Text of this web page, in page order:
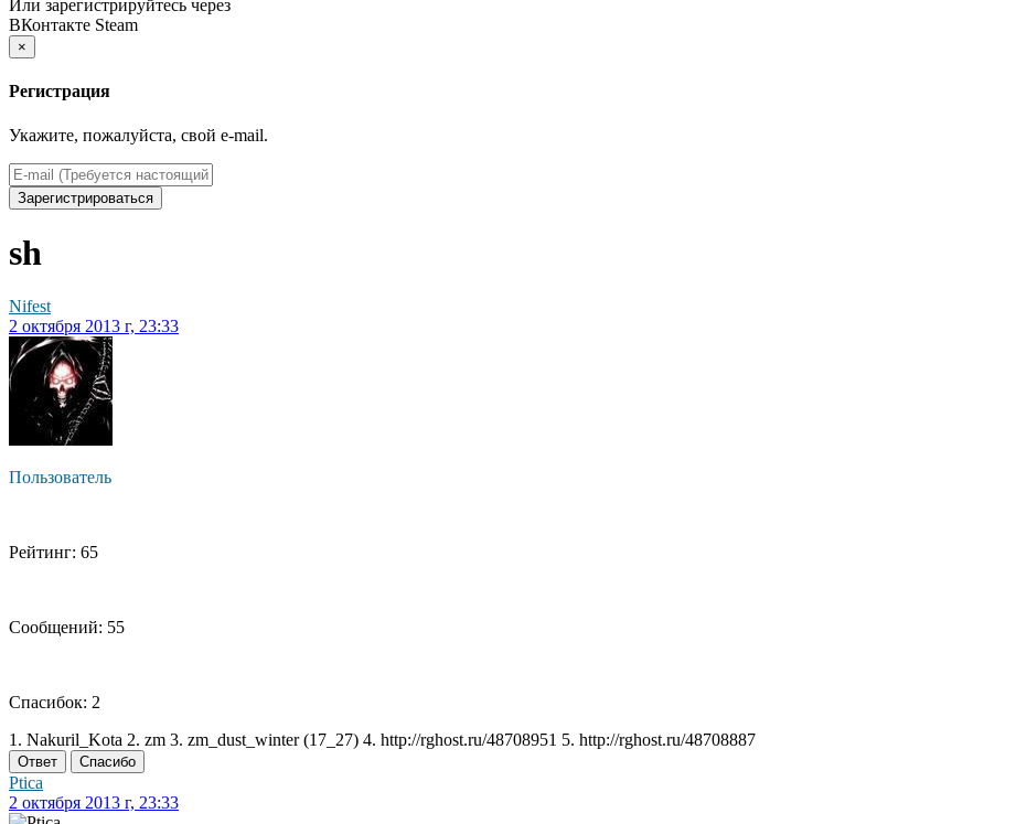
Или зарегистрируйтесь через
ВКонтакте Steam
×
Регистрация
Укажите, пожалуйста, свой e-mail.
Зарегистрироваться
sh
Nifest
2 октября 2013 г, 23:33
Пользователь
Рейтинг: 65
Сообщений: 55
Спасибок: 2
1. Nakuril_Kota 2. zm 3. zm_dust_winter (17_27) 4. http://rghost.ru/48708951 5. http://rghost.ru/48708887
Ответ Спасибо
Ptica
2 октября 2013 г, 23:33